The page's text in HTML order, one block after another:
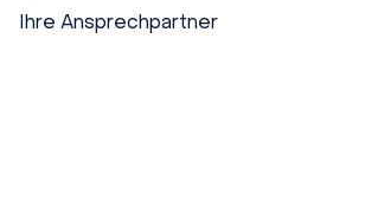
Ihre Ansprechpartner